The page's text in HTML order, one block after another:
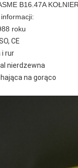
B16.47A
roku
CE
i rur
nierdzewna
na gorąco